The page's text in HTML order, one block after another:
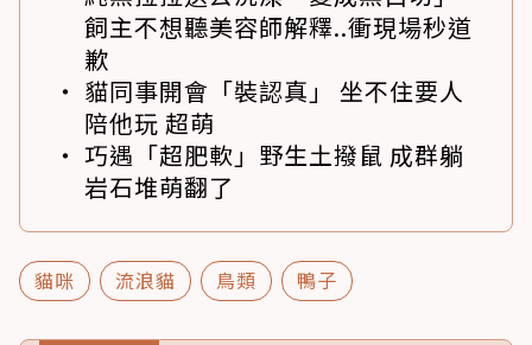
飼主不想聽美容師解釋..衝現場秒道
歉
貓同事開會「裝認真」 坐不住要人
陪他玩 超萌
巧遇「超肥軟」野生土撥鼠 成群躺
岩石堆萌翻了
貓咪 流浪貓 鳥類 鴨子